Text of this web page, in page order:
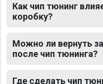
Как чип тюнинг
коробку?
Можно ли вернуть
после чип тюнинга?
Где сделать чип